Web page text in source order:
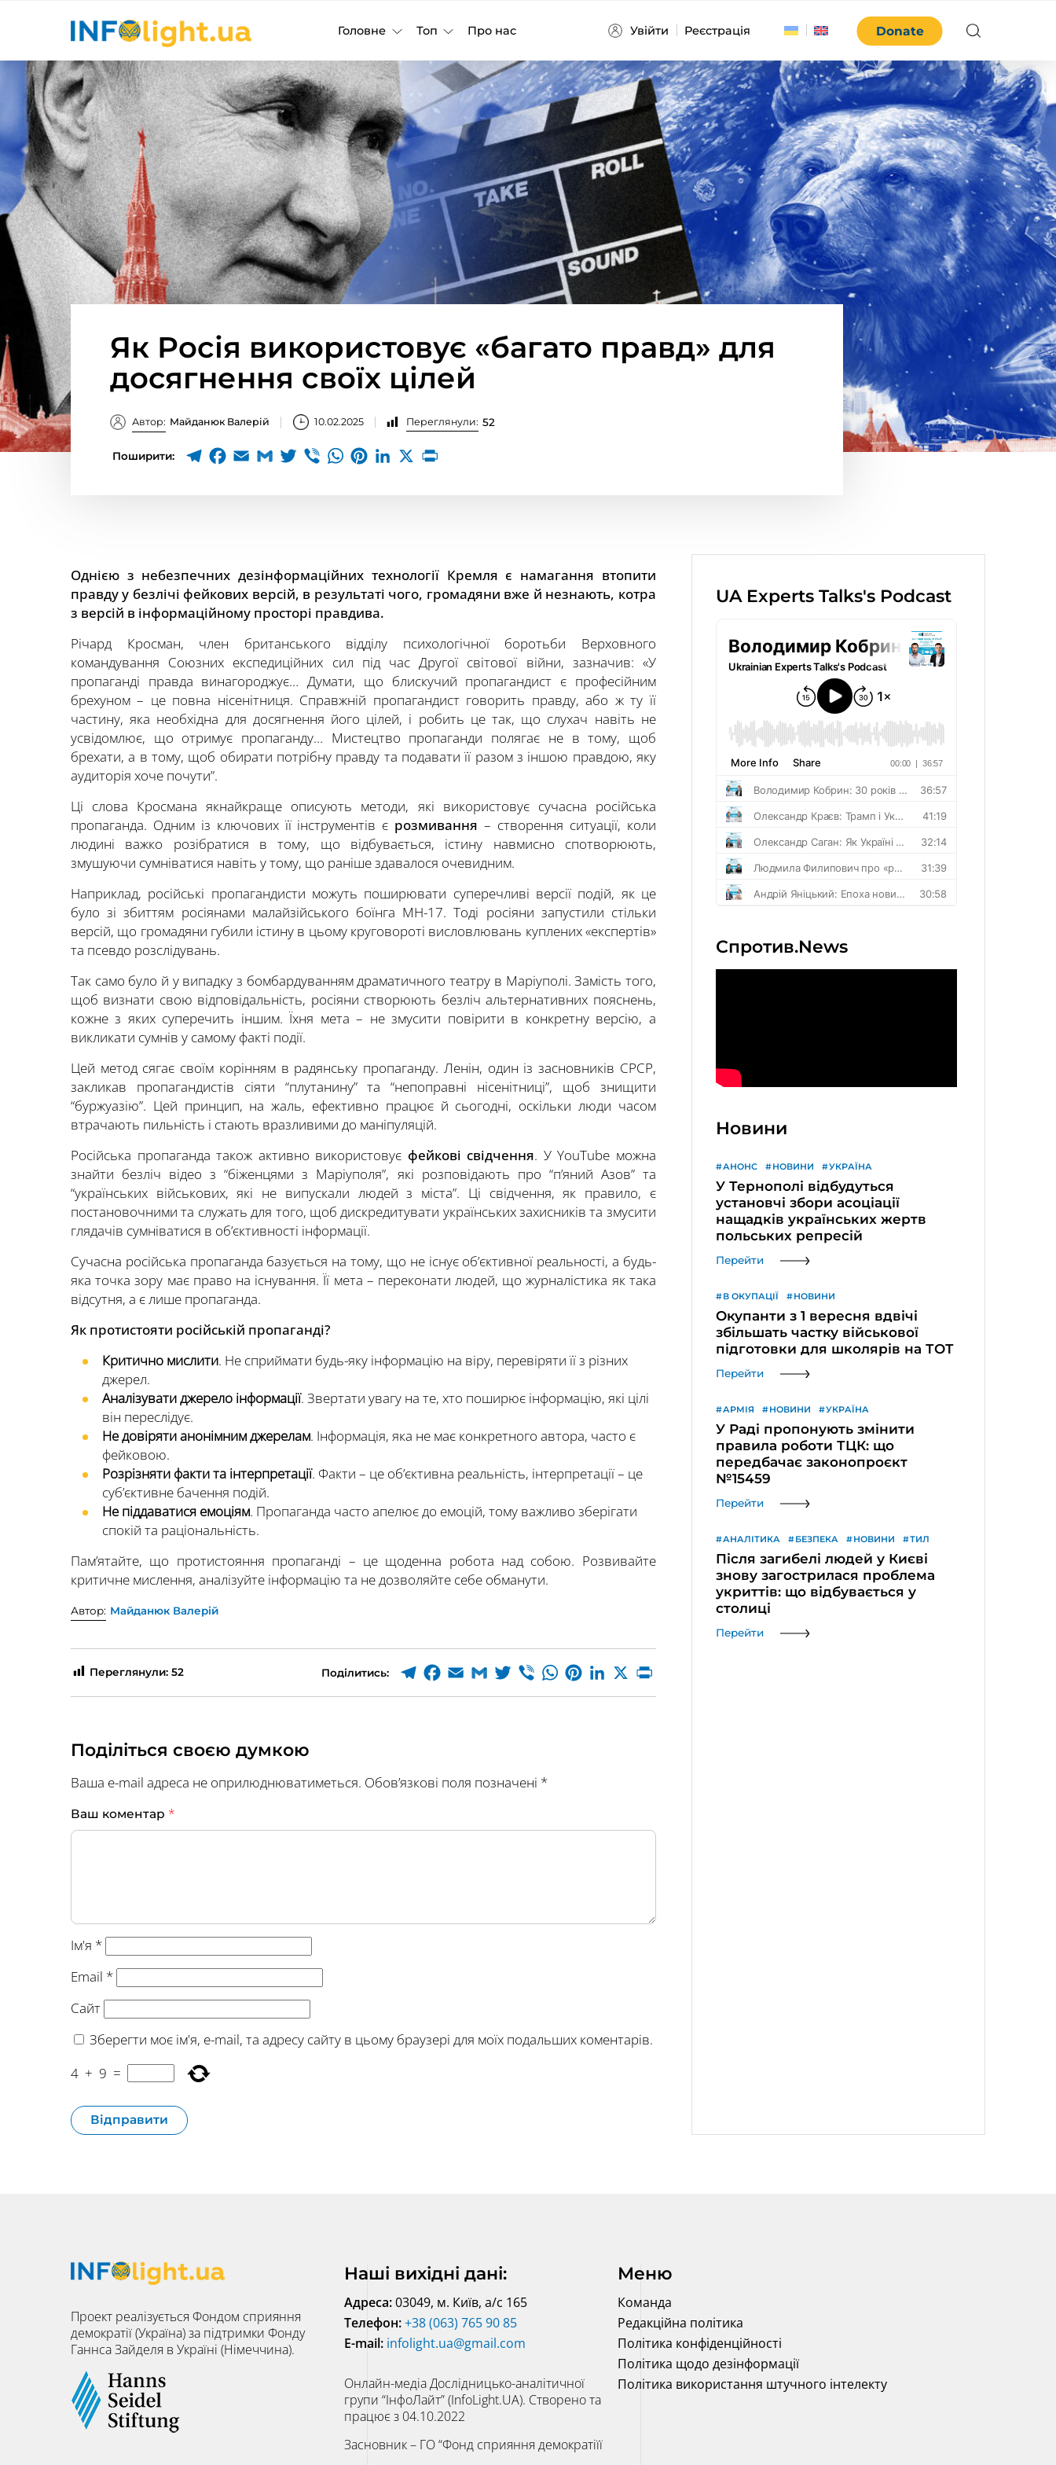
Головне Топ Про нас Увійти Реєстрація Donate
Як Росія використовує «багато правд» для
досягнення своїх цілей
Автор: Майданюк Валерій 10.02.2025 Переглянули: 52
Поширити:
Однією з небезпечних дезінформаційних технології Кремля є намагання втопити
правду у безлічі фейкових версій, в результаті чого, громадяни вже й незнають, котра
з версій в інформаційному просторі правдива.
Річард Кросман, член британського відділу психологічної боротьби Верховного
командування Союзних експедиційних сил під час Другої світової війни, зазначив: «У
пропаганді правда винагороджує… Думати, що блискучий пропагандист є професійним
брехуном – це повна нісенітниця. Справжній пропагандист говорить правду, або ж ту її
частину, яка необхідна для досягнення його цілей, і робить це так, що слухач навіть не
усвідомлює, що отримує пропаганду… Мистецтво пропаганди полягає не в тому, щоб
брехати, а в тому, щоб обирати потрібну правду та подавати її разом з іншою правдою, яку
аудиторія хоче почути”.
Ці слова Кросмана якнайкраще описують методи, які використовує сучасна російська
пропаганда. Одним із ключових її інструментів є розмивання – створення ситуації, коли
людині важко розібратися в тому, що відбувається, істину навмисно спотворюють,
змушуючи сумніватися навіть у тому, що раніше здавалося очевидним.
Наприклад, російські пропагандисти можуть поширювати суперечливі версії подій, як це
було зі збиттям росіянами малайзійського боїнга МН-17. Тоді росіяни запустили стільки
версій, що громадяни губили істину в цьому круговороті висловлювань куплених «експертів»
та псевдо розслідувань.
Так само було й у випадку з бомбардуванням драматичного театру в Маріуполі. Замість того,
щоб визнати свою відповідальність, росіяни створюють безліч альтернативних пояснень,
кожне з яких суперечить іншим. Їхня мета – не змусити повірити в конкретну версію, а
викликати сумнів у самому факті події.
Цей метод сягає своїм корінням в радянську пропаганду. Ленін, один із засновників СРСР,
закликав пропагандистів сіяти “плутанину” та “непоправні нісенітниці”, щоб знищити
“буржуазію”. Цей принцип, на жаль, ефективно працює й сьогодні, оскільки люди часом
втрачають пильність і стають вразливими до маніпуляцій.
Російська пропаганда також активно використовує фейкові свідчення. У YouTube можна
знайти безліч відео з “біженцями з Маріуполя”, які розповідають про “п’яний Азов” та
“українських військових, які не випускали людей з міста”. Ці свідчення, як правило, є
постановочними та служать для того, щоб дискредитувати українських захисників та змусити
глядачів сумніватися в об’єктивності інформації.
Сучасна російська пропаганда базується на тому, що не існує об’єктивної реальності, а будь-
яка точка зору має право на існування. Її мета – переконати людей, що журналістика як така
відсутня, а є лише пропаганда.
Як протистояти російській пропаганді?
Критично мислити. Не сприймати будь-яку інформацію на віру, перевіряти її з різних
джерел.
Аналізувати джерело інформації. Звертати увагу на те, хто поширює інформацію, які цілі
він переслідує.
Не довіряти анонімним джерелам. Інформація, яка не має конкретного автора, часто є
фейковою.
Розрізняти факти та інтерпретації. Факти – це об’єктивна реальність, інтерпретації – це
суб’єктивне бачення подій.
Не піддаватися емоціям. Пропаганда часто апелює до емоцій, тому важливо зберігати
спокій та раціональність.
Пам’ятайте, що протистояння пропаганді – це щоденна робота над собою. Розвивайте
критичне мислення, аналізуйте інформацію та не дозволяйте себе обманути.
Автор: Майданюк Валерій
Переглянули: 52 Поділитись:
Поділіться своєю думкою
Ваша e-mail адреса не оприлюднюватиметься. Обов’язкові поля позначені *
Ваш коментар *
Ім'я *
Email *
Сайт
Зберегти моє ім'я, e-mail, та адресу сайту в цьому браузері для моїх подальших коментарів.
4 + 9 =
UA Experts Talks's Podcast
Спротив.News
Новини
АНОНС НОВИНИ УКРАЇНА
У Тернополі відбудуться
установчі збори асоціації
нащадків українських жертв
польських репресій
Перейти
В ОКУПАЦІЇ НОВИНИ
Окупанти з 1 вересня вдвічі
збільшать частку військової
підготовки для школярів на ТОТ
Перейти
АРМІЯ НОВИНИ УКРАЇНА
У Раді пропонують змінити
правила роботи ТЦК: що
передбачає законопроєкт
№15459
Перейти
АНАЛІТИКА БЕЗПЕКА НОВИНИ ТИЛ
Після загибелі людей у Києві
знову загострилася проблема
укриттів: що відбувається у
столиці
Перейти
Проект реалізується Фондом сприяння
демократії (Україна) за підтримки Фонду
Ганнса Зайделя в Україні (Німеччина).
Наші вихідні дані:
Адреса:03049, м. Київ, а/с 165
Телефон:+38 (063) 765 90 85
E-mail: infolight.ua@gmail.com
Онлайн-медіа Дослідницько-аналітичної
групи “ІнфоЛайт” (InfoLight.UA). Створено та
працює з 04.10.2022
Засновник – ГО “Фонд сприяння демократіїї
Меню
Команда
Редакційна політика
Політика конфіденційності
Політика щодо дезінформації
Політика використання штучного інтелекту